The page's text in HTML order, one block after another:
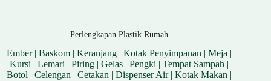
Perlengkapan Plastik Rumah
Ember|Baskom |Keranjang |Kotak Penyimpanan |Meja |
Kursi |Lemari |Piring |Gelas |Pengki |Tempat Sampah |
Botol |Celengan |Cetakan |Dispenser Air|Kotak Makan |